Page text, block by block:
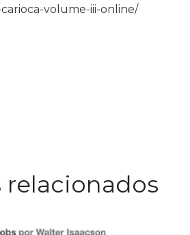
volume-iii-online/
relacionados